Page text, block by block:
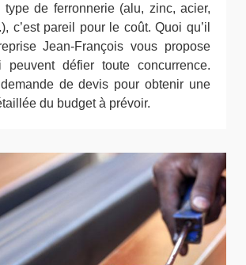
type de ferronnerie (alu, zinc, acier,
c’est pareil pour le coût. Quoi qu’il
Jean-François vous propose
défier toute concurrence.
de devis pour obtenir une
du budget à prévoir.